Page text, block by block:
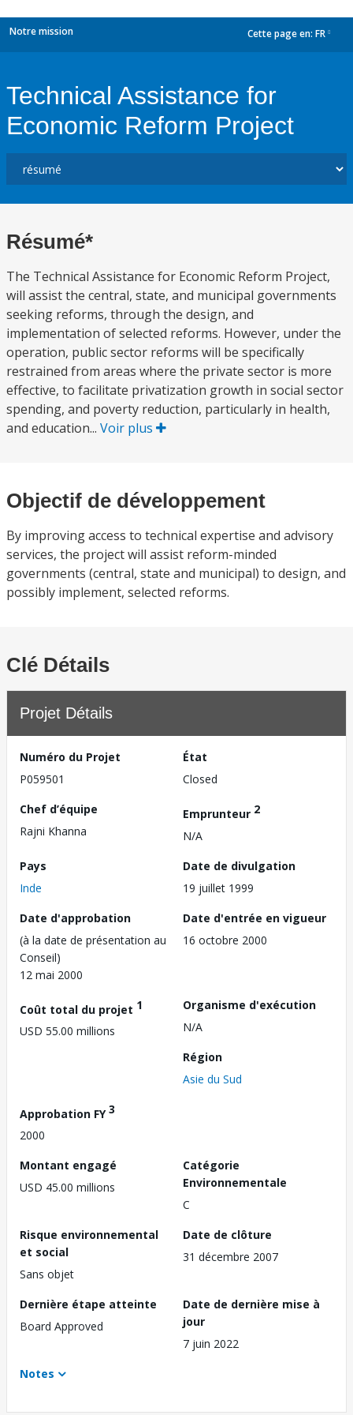
Notre mission Cette page en: FR
Technical Assistance for
Economic Reform Project
Résumé*
The Technical Assistance for Economic Reform Project,
will assist the central, state, and municipal governments
seeking reforms, through the design, and
implementation of selected reforms. However, under the
operation, public sector reforms will be specifically
restrained from areas where the private sector is more
effective, to facilitate privatization growth in social sector
spending, and poverty reduction, particularly in health,
and education... Voir plus
Objectif de développement
By improving access to technical expertise and advisory
services, the project will assist reform-minded
governments (central, state and municipal) to design, and
possibly implement, selected reforms.
Clé Détails
Projet Détails
Numéro du Projet
P059501
État
Closed
Chef d’équipe
Rajni Khanna
Emprunteur 2
N/A
Pays
Inde
Date de divulgation
19 juillet 1999
Date d'approbation
(à la date de présentation au
Conseil)
12 mai 2000
Date d'entrée en vigueur
16 octobre 2000
Coût total du projet 1
USD 55.00 millions
Organisme d'exécution
N/A
Région
Asie du Sud
Approbation FY3
2000
Montant engagé
USD 45.00 millions
Catégorie
Environnementale
C
Risque environnemental
et social
Sans objet
Date de clôture
31 décembre 2007
Dernière étape atteinte
Board Approved
Date de dernière mise à
jour
7 juin 2022
Notes